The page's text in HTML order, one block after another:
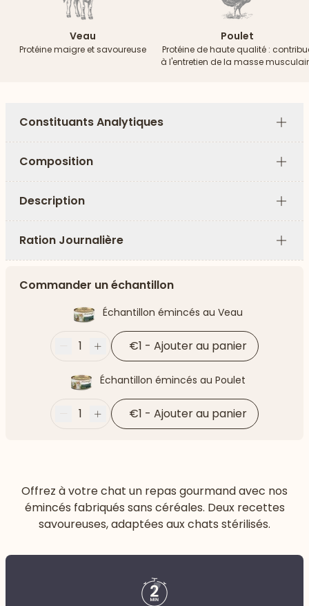
Veau
Protéine maigre et savoureuse
Poulet
Protéine de haute qualité :
à l'entretien de la masse
Constituants Analytiques
Plus
Composition
Plus
Description
Plus
Ration Journalière
Plus
Commander un échantillon
Échantillon émincés au Veau
Moins
1 Plus €1 - Ajouter au panier
Échantillon émincés au Poulet
Moins
1 Plus €1 - Ajouter au panier
Offrez à votre chat un repas gourmand avec nos
émincés fabriqués sans céréales. Deux recettes
savoureuses, adaptées aux chats stérilisés.